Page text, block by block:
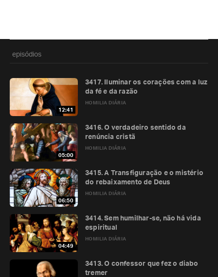
episódios
12:41
HOMILIA DIÁRIA
3417. Iluminar os corações com a luz
da fé e da razão
05:00
HOMILIA DIÁRIA
3416. O verdadeiro sentido da
renúncia cristã
06:50
HOMILIA DIÁRIA
3415. A Transfiguração e o mistério
do rebaixamento de Deus
04:49
HOMILIA DIÁRIA
3414. Sem humilhar-se, não há vida
espiritual
3413. O confessor que fez o diabo
tremer